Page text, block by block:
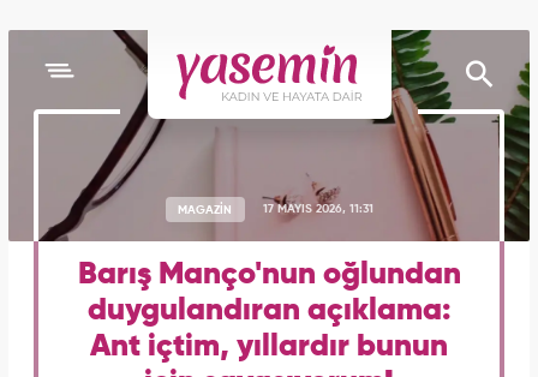
MAGAZİN 17 MAYIS 2026, 11:31
Barış Manço'nun oğlundan
duygulandıran açıklama:
Ant içtim, yıllardır bunun